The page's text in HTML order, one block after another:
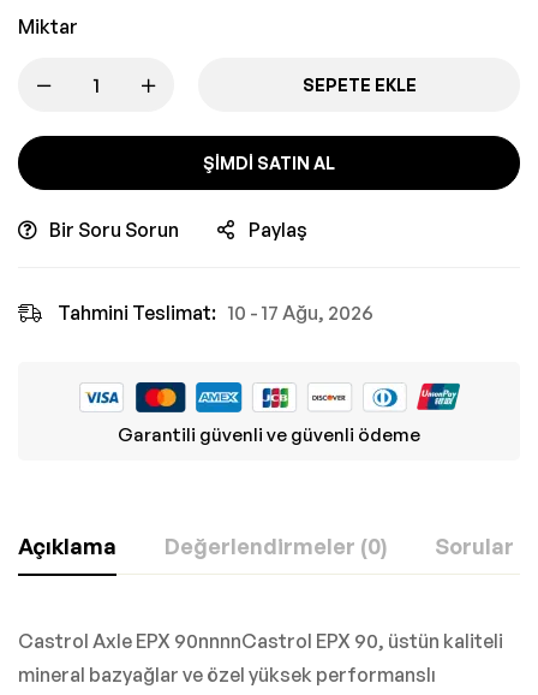
Miktar
SEPETE EKLE
ŞIMDI SATIN AL
Bir Soru Sorun Paylaş
Tahmini Teslimat: 10 - 17 Ağu, 2026
Garantili güvenli ve güvenli ödeme
Açıklama Değerlendirmeler (0) Sorular
Castrol Axle EPX 90nnnnCastrol EPX 90, üstün kaliteli
mineral bazyağlar ve özel yüksek performanslı